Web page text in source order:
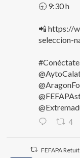
🕤 9:30 h
📲 https://
seleccion-
4
FEFAPA